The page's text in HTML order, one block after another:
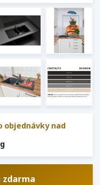
objednávky nad